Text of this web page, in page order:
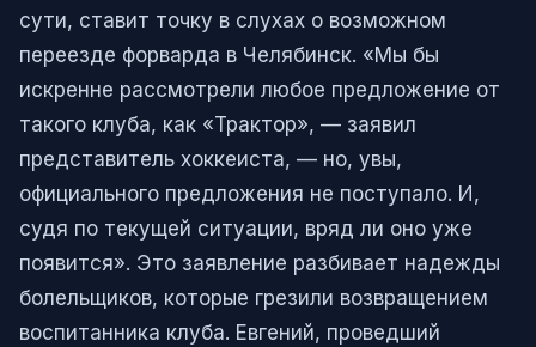
сути, ставит точку в слухах о возможном
переезде форварда в Челябинск. «Мы бы
искренне рассмотрели любое предложение от
такого клуба, как «Трактор», — заявил
представитель хоккеиста, — но, увы,
официального предложения не поступало. И,
судя по текущей ситуации, вряд ли оно уже
появится». Это заявление разбивает надежды
болельщиков, которые грезили возвращением
воспитанника клуба. Евгений, проведший